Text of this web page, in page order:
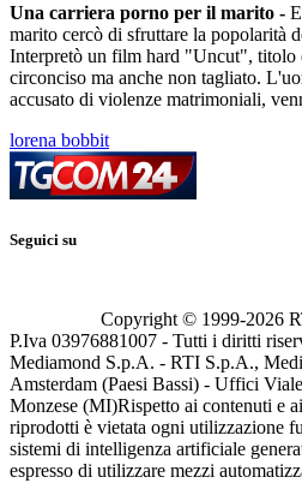
Una carriera porno per il marito -
marito cercò di sfruttare la popolarità
Interpretò un film hard "Uncut", titolo
circonciso ma anche non tagliato.
accusato di violenze matrimoniali,
lorena bobbit
Seguici su
Copyright © 1999-2026
P.Iva 03976881007 - Tutti i diritti
Mediamond S.p.A. - RTI S.p.A.,
Amsterdam (Paesi Bassi) - Uffici
Monzese (MI)Rispetto ai contenuti e
riprodotti è vietata ogni utilizzazione
sistemi di intelligenza artificiale
espresso di utilizzare mezzi